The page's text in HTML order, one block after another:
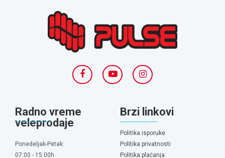
Radno vreme
veleprodaje
Ponedeljak-Petak:
07:00 - 15:00h
Brzi linkovi
Politika isporuke
Politika privatnosti
Politika plaćanja